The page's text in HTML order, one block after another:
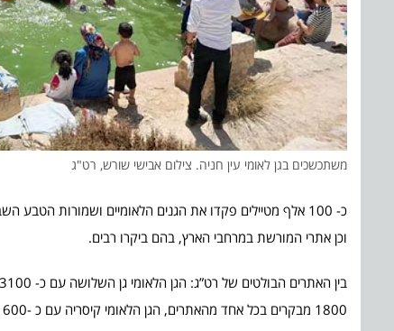
משתכשכים בגן לאומי עין חניה. צילום אבישי שורש, רט"ג
וכן אתרי המורשת במרחבי הארץ, בהם ביקרו רבים.
1800 מבקרים בכל אחד מהאתרים, הגן הלאומי קיסריה עם כ -1600 מבקרים. בנוסף מטיילים רבים ביקרו בגנים הלאומיים חוף פלמחים, תל דור אשקלון ואכזיב.